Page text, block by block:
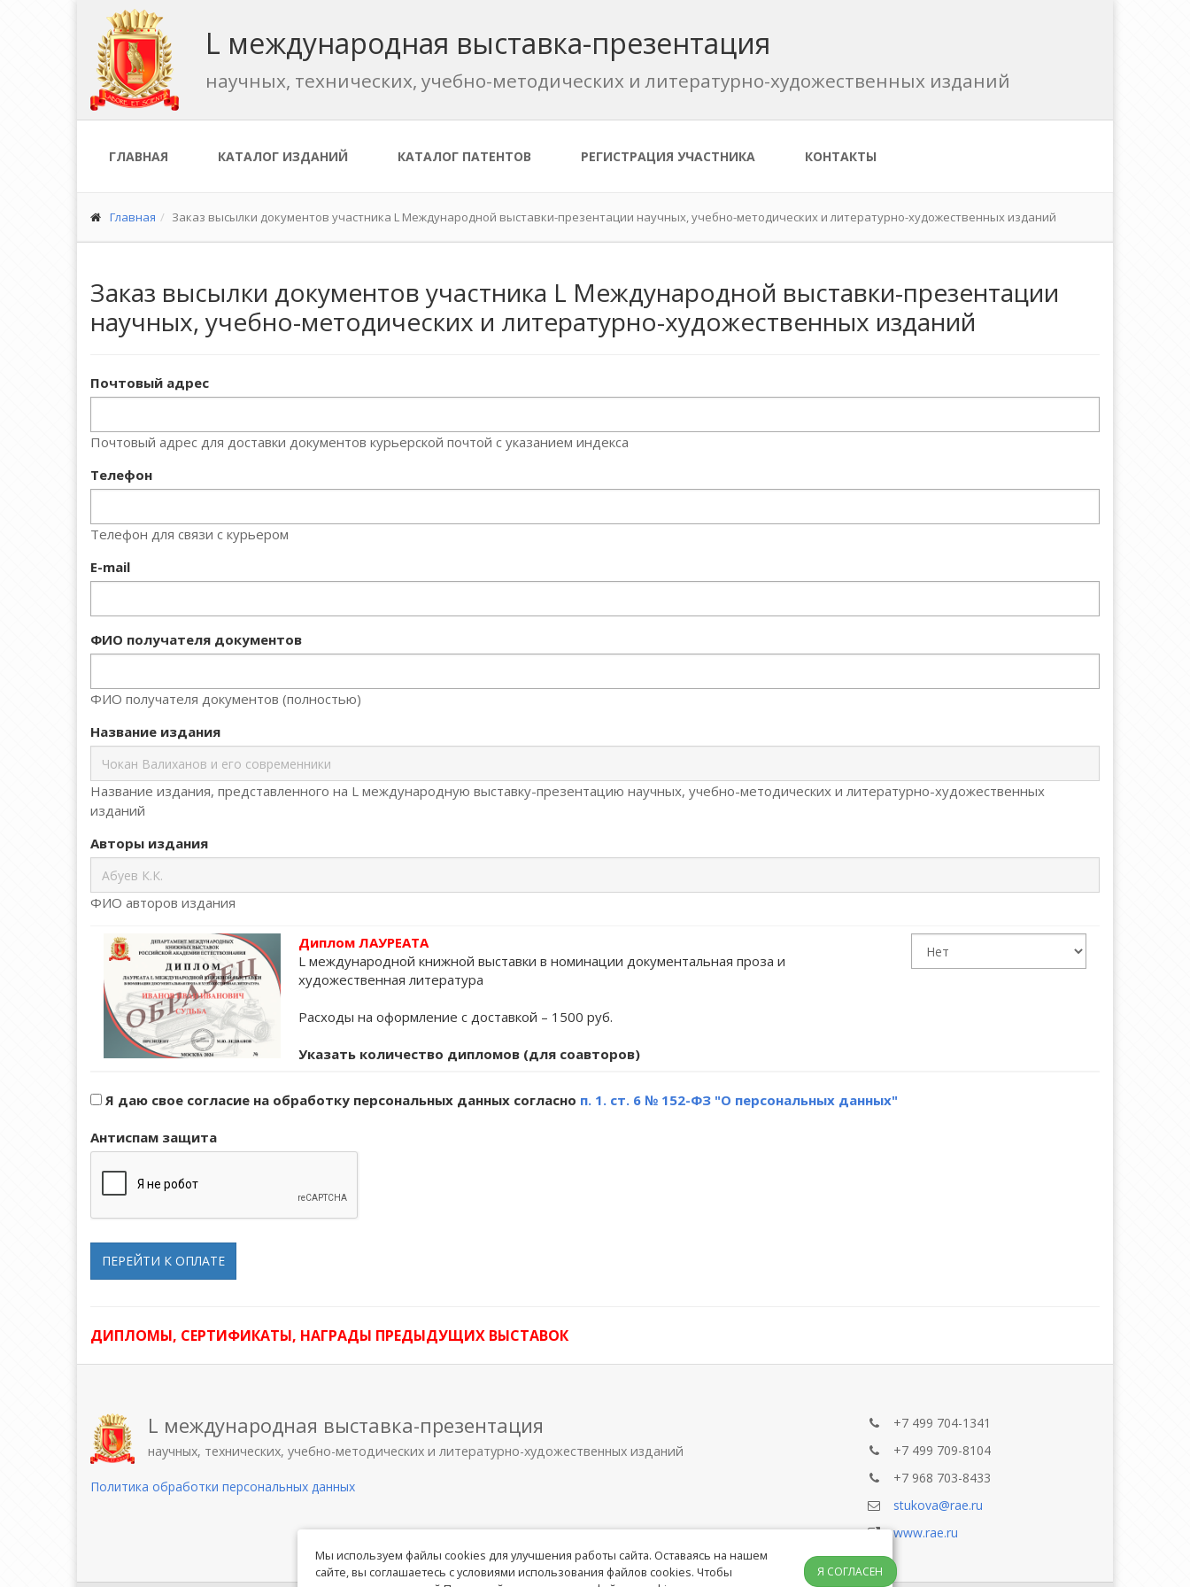
L международная выставка-презентация
научных, технических, учебно-методических и литературно-художественных изданий
ГЛАВНАЯ КАТАЛОГ ИЗДАНИЙ КАТАЛОГ ПАТЕНТОВ РЕГИСТРАЦИЯ УЧАСТНИКА КОНТАКТЫ
Главная Заказ высылки документов участника L Международной выставки-презентации научных, учебно-методических и литературно-художественных изданий
Заказ высылки документов участника L Международной выставки-презентации
научных, учебно-методических и литературно-художественных изданий
Почтовый адрес
Почтовый адрес для доставки документов курьерской почтой с указанием индекса
Телефон
Телефон для связи с курьером
E-mail
ФИО получателя документов
ФИО получателя документов (полностью)
Название издания
Название издания, представленного на L международную выставку-презентацию научных, учебно-методических и литературно-художественных
изданий
Авторы издания
ФИО авторов издания
Диплом ЛАУРЕАТА
L международной книжной выставки в номинации документальная проза и
художественная литература
Расходы на оформление с доставкой – 1500 руб.
Указать количество дипломов (для соавторов)
Я даю свое согласие на обработку персональных данных согласно п. 1. ст. 6 № 152-ФЗ "О персональных данных"
Антиспам защита
ПЕРЕЙТИ К ОПЛАТЕ
ДИПЛОМЫ, СЕРТИФИКАТЫ, НАГРАДЫ ПРЕДЫДУЩИХ ВЫСТАВОК
L международная выставка-презентация
научных, технических, учебно-методических и литературно-художественных изданий
Политика обработки персональных данных
+7 499 704-1341
+7 499 709-8104
+7 968 703-8433
stukova@rae.ru
www.rae.ru
Мы используем файлы cookies для улучшения работы сайта. Оставаясь на нашем
сайте, вы соглашаетесь с условиями использования файлов cookies. Чтобы
Я СОГЛАСЕН